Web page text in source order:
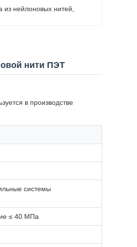
из нейлоновых нитей
нити ПЭТ
в производстве
системы
≤ 40 МПа